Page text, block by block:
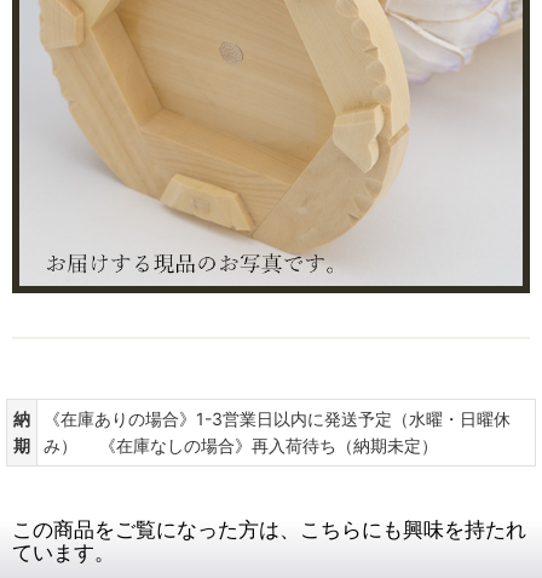
納
期
《在庫ありの場合》1-3営業日以内に発送予定（水曜・日曜休
み） 《在庫なしの場合》再入荷待ち（納期未定）
この商品をご覧になった方は、こちらにも興味を持たれ
ています。